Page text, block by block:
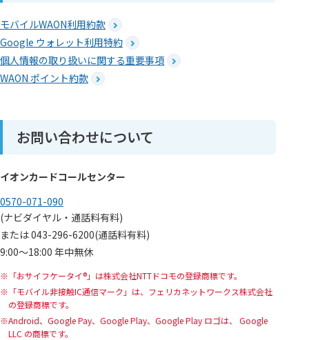
モバイルWAON利用約款
Google ウォレット利用特約
個人情報の取り扱いに関する重要事項
WAON ポイント約款
お問い合わせについて
イオンカードコールセンター
0570-071-090
(ナビダイヤル・通話料有料)
または 043-296-6200(通話料有料)
9:00～18:00 年中無休
「おサイフケータイ®」は株式会社NTTドコモの登録商標です。
「モバイル非接触IC通信マーク」は、フェリカネットワークス株式会社
の登録商標です。
Android、Google Pay、Google Play、Google Play ロゴは、 Google
LLC の商標です。